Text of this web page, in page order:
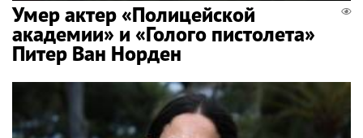
Умер актер «Полицейской
академии» и «Голого пистолета»
Питер Ван Норден